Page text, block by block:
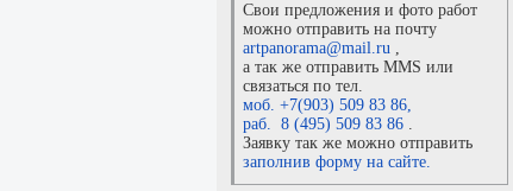
Свои предложения и фото работ
можно отправить на почту
artpanorama@mail.ru ,
а так же отправить MMS или
связаться по тел.
моб. +7(903) 509 83 86,
раб. 8 (495) 509 83 86 .
Заявку так же можно отправить
заполнив форму на сайте.